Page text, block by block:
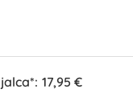
17,95 €